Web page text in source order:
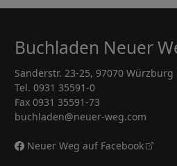
Buchladen Neuer
Sanderstr. 23-25, 97070 Würzburg
Tel. 0931 35591-0
Fax 0931 35591-73
buchladen@neuer-weg.com
Neuer Weg auf Facebook